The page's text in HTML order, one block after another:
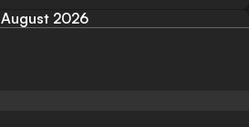
August 2026